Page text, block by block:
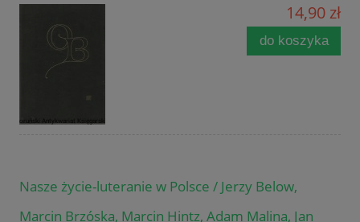
14,90 zł
do koszyka
Nasze życie-luteranie w Polsce / Jerzy Below,
Marcin Brzóska, Marcin Hintz, Adam Malina, Jan